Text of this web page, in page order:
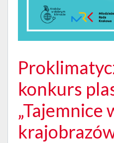
konkurs
„Tajemnice